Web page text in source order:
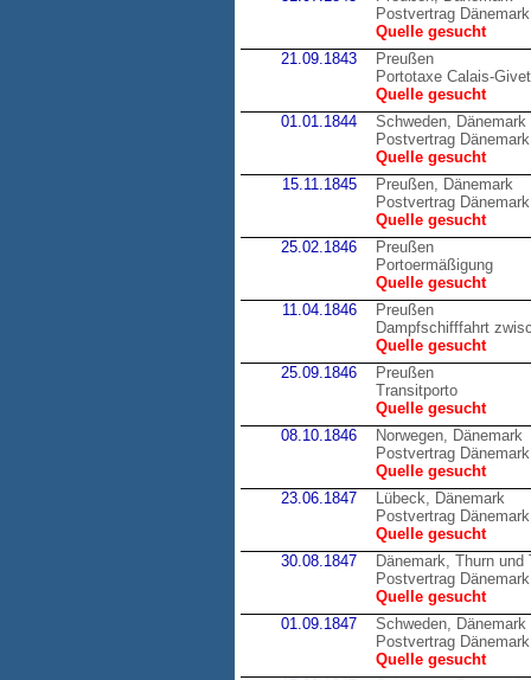
Postvertrag
Quelle gesucht
21.09.1843
Preußen
Portotaxe Calais-Givet
Quelle gesucht
01.01.1844
Schweden, Dänemark
Postvertrag
Quelle gesucht
15.11.1845
Preußen, Dänemark
Postvertrag
Quelle gesucht
25.02.1846
Preußen
Portoermäßigung
Quelle gesucht
11.04.1846
Preußen
Dampfschifffahrt
Quelle gesucht
25.09.1846
Preußen
Transitporto
Quelle gesucht
08.10.1846
Norwegen, Dänemark
Postvertrag
Quelle gesucht
23.06.1847
Lübeck, Dänemark
Postvertrag
Quelle gesucht
30.08.1847
Dänemark, Thurn und
Postvertrag
Quelle gesucht
01.09.1847
Schweden, Dänemark
Postvertrag
Quelle gesucht